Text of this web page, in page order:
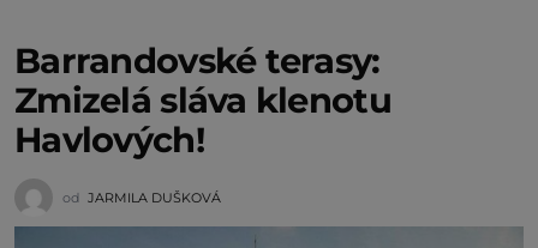
Barrandovské terasy:
Zmizelá sláva klenotu
Havlových!
od JARMILA DUŠKOVÁ